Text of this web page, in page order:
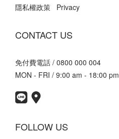
隱私權政策 Privacy
CONTACT US
免付費電話 / 0800 000 004
MON - FRI / 9:00 am - 18:00 pm
FOLLOW US